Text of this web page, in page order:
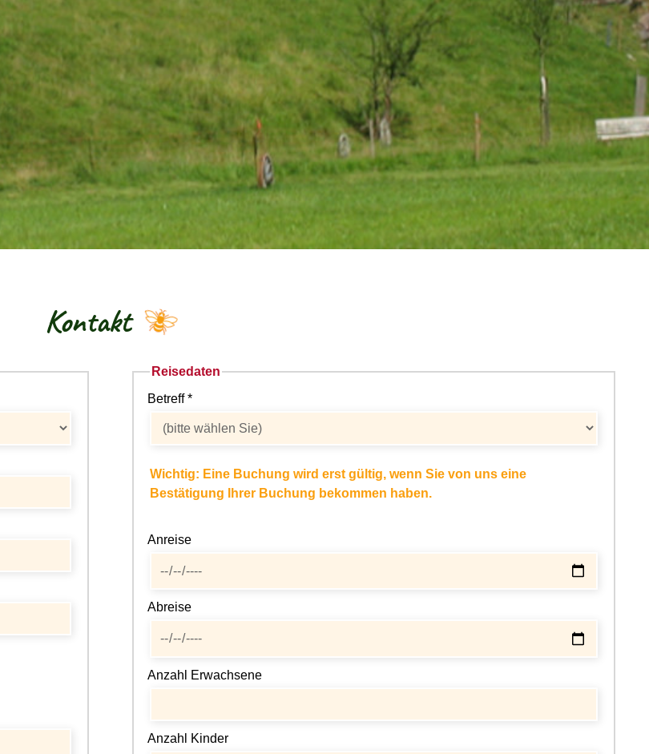
Kontakt
Reisedaten
Betreff *
Wichtig: Eine Buchung wird erst gültig, wenn Sie von uns eine
Bestätigung Ihrer Buchung bekommen haben.
Anreise
Abreise
Anzahl Erwachsene
Anzahl Kinder